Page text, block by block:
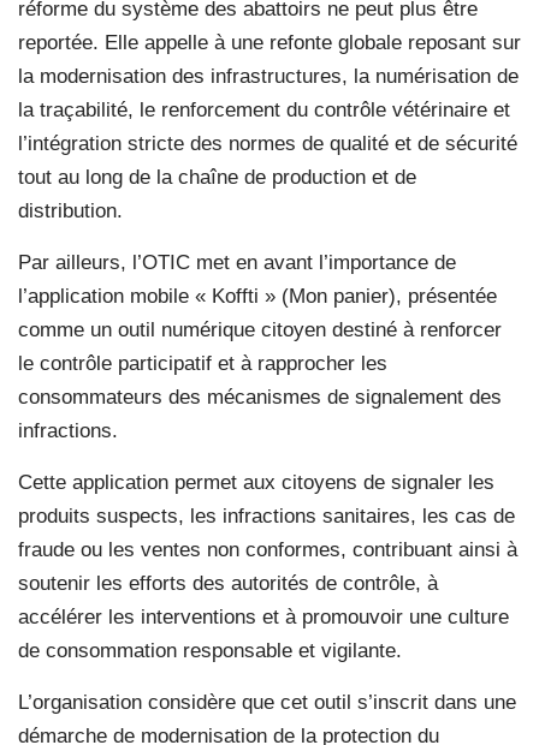
réforme du système des abattoirs ne peut plus être
reportée. Elle appelle à une refonte globale reposant sur
la modernisation des infrastructures, la numérisation de
la traçabilité, le renforcement du contrôle vétérinaire et
l’intégration stricte des normes de qualité et de sécurité
tout au long de la chaîne de production et de
distribution.
Par ailleurs, l’OTIC met en avant l’importance de
l’application mobile « Koffti » (Mon panier), présentée
comme un outil numérique citoyen destiné à renforcer
le contrôle participatif et à rapprocher les
consommateurs des mécanismes de signalement des
infractions.
Cette application permet aux citoyens de signaler les
produits suspects, les infractions sanitaires, les cas de
fraude ou les ventes non conformes, contribuant ainsi à
soutenir les efforts des autorités de contrôle, à
accélérer les interventions et à promouvoir une culture
de consommation responsable et vigilante.
L’organisation considère que cet outil s’inscrit dans une
démarche de modernisation de la protection du